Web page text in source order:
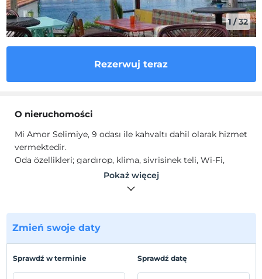
1 /32
Rezerwuj teraz
O nieruchomości
Mi Amor Selimiye, 9 odası ile kahvaltı dahil olarak hizmet
vermektedir.
Oda özellikleri; gardırop, klima, sivrisinek teli, Wi-Fi,
banyo, duş, saç kurutma makinesi, tuvalet, ücretsiz
banyo malzemeleri, havlu seti bulunmaktadır.
Marmaris Selimiye'de konumlanmaktadır. Marmaris
Plaża
Pokaż więcej
Zmień swoje daty
Sprawdź w terminie Sprawdź datę